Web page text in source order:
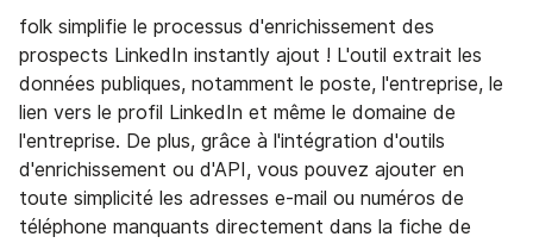
folk simplifie le processus d'enrichissement des
prospects LinkedIn instantly ajout ! L'outil extrait les
données publiques, notamment le poste, l'entreprise, le
lien vers le profil LinkedIn et même le domaine de
l'entreprise. De plus, grâce à l'intégration d'outils
d'enrichissement ou d'API, vous pouvez ajouter en
toute simplicité les adresses e-mail ou numéros de
téléphone manquants directement dans la fiche de